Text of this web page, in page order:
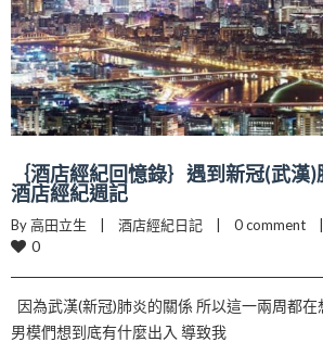
｛酒店經紀回憶錄｝遇到新冠(武漢
酒店經紀週記
By 高田立生    | 酒店經紀日記
    |
0 comment
0
因為武漢(新冠)肺炎的關係 所以這一兩周都
男模們想到底有什麼出入 導致我